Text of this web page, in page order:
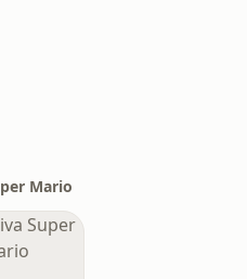
Mario